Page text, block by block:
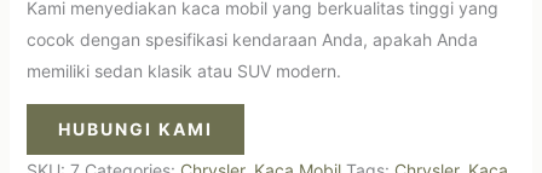
Kami menyediakan kaca mobil yang berkualitas tinggi yang
cocok dengan spesifikasi kendaraan Anda, apakah Anda
memiliki sedan klasik atau SUV modern.
HUBUNGI KAMI